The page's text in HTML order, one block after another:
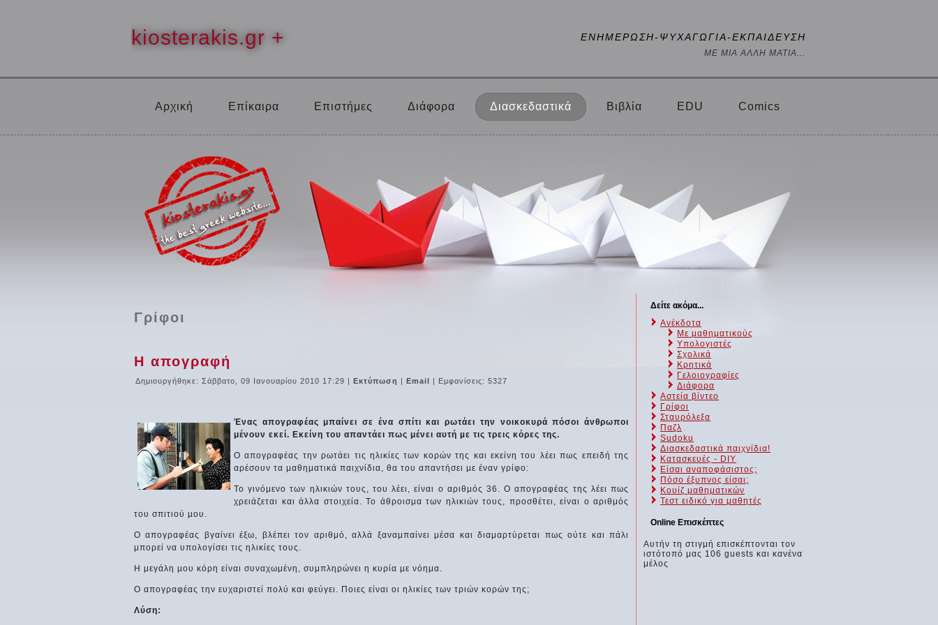
kiosterakis.gr + ΕΝΗΜΕΡΩΣΗ-ΨΥΧΑΓΩΓΙΑ-ΕΚΠΑΙΔΕΥΣΗ
ΜΕ ΜΙΑ ΑΛΛΗ ΜΑΤΙΑ...
Αρχική Επίκαιρα Επιστήμες Διάφορα Διασκεδαστικά Βιβλία EDU Comics
Γρίφοι
Η απογραφή
Δημιουργήθηκε: Σάββατο, 09 Ιανουαρίου 2010 17:29 | Εκτύπωση | Email | Εμφανίσεις: 5327
Ένας απογραφέας μπαίνει σε ένα σπίτι και ρωτάει την νοικοκυρά πόσοι άνθρωποι
μένουν εκεί. Εκείνη του απαντάει πως μένει αυτή µε τις τρεις κόρες της.
Ο απογραφέας την ρωτάει τις ηλικίες των κορών της και εκείνη του λέει πως επειδή της
αρέσουν τα μαθηματικά παιχνίδια, θα του απαντήσει µε έναν γρίφο:
Το γινόμενο των ηλικιών τους, του λέει, είναι ο αριθμός 36. Ο απογραφέας της λέει πως
χρειάζεται και άλλα στοιχεία. Το άθροισμα των ηλικιών τους, προσθέτει, είναι ο αριθμός
του σπιτιού µου.
Ο απογραφέας βγαίνει έξω, βλέπει τον αριθμό, αλλά ξαναμπαίνει μέσα και διαμαρτύρεται πως ούτε και πάλι
μπορεί να υπολογίσει τις ηλικίες τους.
Η μεγάλη µου κόρη είναι συναχωμένη, συμπληρώνει η κυρία µε νόημα.
Ο απογραφέας την ευχαριστεί πολύ και φεύγει. Ποιες είναι οι ηλικίες των τριών κορών της;
Λύση:
Δείτε ακόμα...
Ανέκδοτα
Με μαθηματικούς
Υπολογιστές
Σχολικά
Κρητικά
Γελοιογραφίες
Διάφορα
Αστεία βίντεο
Γρίφοι
Σταυρόλεξα
Παζλ
Sudoku
Διασκεδαστικά παιχνίδια!
Κατασκευές - DIY
Είσαι αναποφάσιστος;
Πόσο έξυπνος είσαι;
Kουίζ μαθηματικών
Τεστ ειδικό για μαθητές
Online Επισκέπτες
Αυτήν τη στιγμή επισκέπτονται τον
ιστότοπό μας 106 guests και κανένα
μέλος